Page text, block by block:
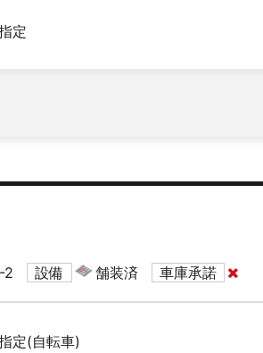
定
2 設備 舗装済 車庫承諾
定(自転車)